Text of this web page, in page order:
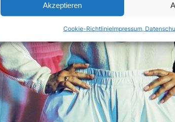
Akzeptieren
Cookie-RichtlinieImpressum,